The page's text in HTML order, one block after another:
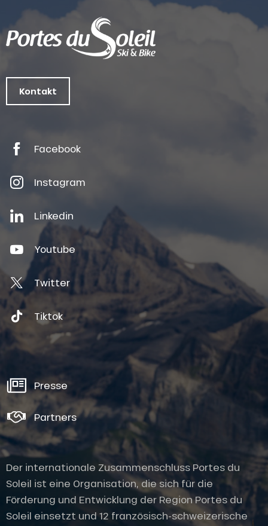
Kontakt
Facebook
Instagram
Linkedin
Youtube
Twitter
Tiktok
Presse
Partners
Der internationale Zusammenschluss Portes du
Soleil ist eine Organisation, die sich für die
Förderung und Entwicklung der Region Portes du
Soleil einsetzt und 12 französisch-schweizerische